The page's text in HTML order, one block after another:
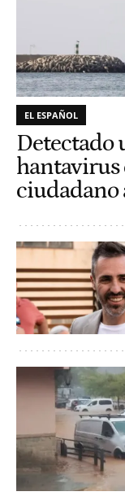
EL ESPAÑOL
Detectado
hantavirus